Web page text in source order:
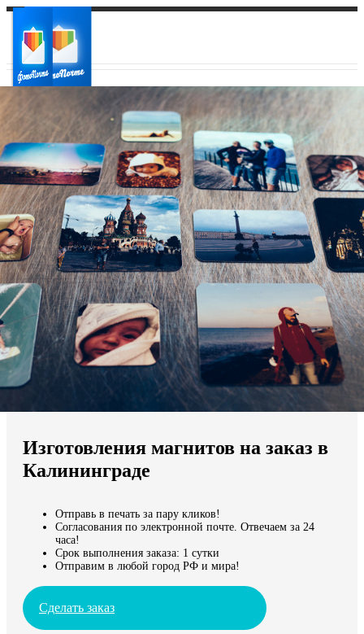
Ваш город:
Ваш регион доставки
Выберите из списка:
Мы доставляем по всему миру
Продолжить без города
Изготовления магнитов на заказ в
Калининграде
Отправь в печать за пару кликов!
Согласования по электронной почте. Отвечаем за 24
часа!
Срок выполнения заказа: 1 сутки
Отправим в любой город РФ и мира!
Сделать заказ